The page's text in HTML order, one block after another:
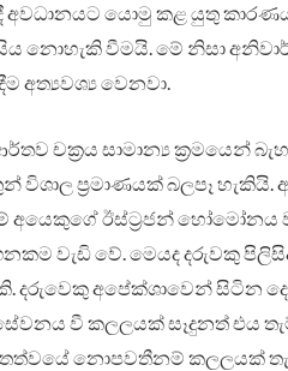
අවධානයට යොමු කළ යුතු
නොහැකි වීමයි. මේ නිසා
අත්‍යවශ්‍ය වෙනවා.
චක්‍රය සාමාන්‍ය ක්‍රමයෙන්
විශාල ප්‍රමාණයක් බලපෑ
අයෙකුගේ ඊස්ට්‍රජන් හෝමෝනය
වැඩි වේ. මෙයද දරුවකු
දරුවෙකු අපේක්ශාවෙන් සිටින
වී කලලයක් සෑදුනත් එය
තත්වයේ නොපවතීනම් කලලයක්